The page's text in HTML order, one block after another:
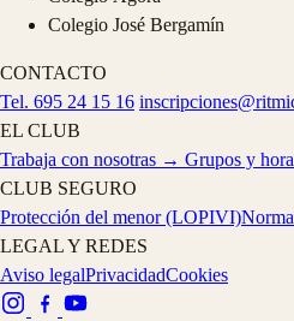
Colegio José Bergamín
CONTACTO
Tel. 695 24 15 16
EL CLUB
Trabaja con nosotras → Grupos y
CLUB SEGURO
Protección del menor (LOPIVI)
LEGAL Y REDES
Aviso legalPrivacidadCookies